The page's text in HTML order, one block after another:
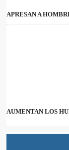
APRESAN A
AUMENTAN LOS